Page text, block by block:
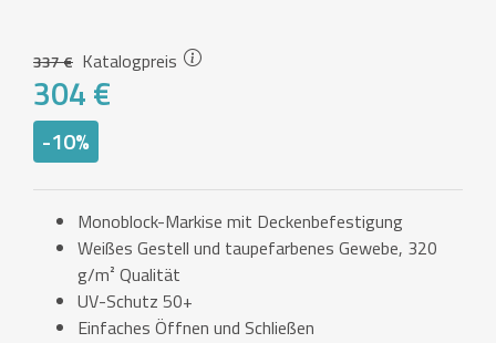
337 € Katalogpreis
304 €
-10%
Monoblock-Markise mit Deckenbefestigung
Weißes Gestell und taupefarbenes Gewebe, 320
g/m² Qualität
UV-Schutz 50+
Einfaches Öffnen und Schließen